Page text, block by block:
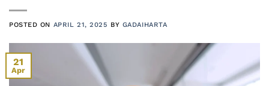
POSTED ON APRIL 21, 2025 BY GADAIHARTA
21
Apr